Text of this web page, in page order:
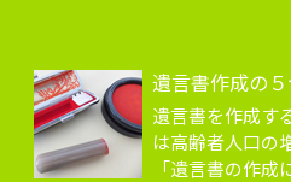
遺言書作成の
遺言書を作成す
は高齢者人口の
「遺言書の作